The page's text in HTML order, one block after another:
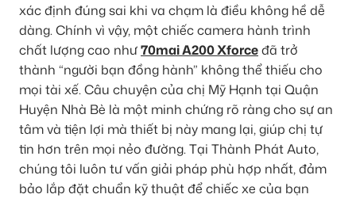
xác định đúng sai khi va chạm là điều không hề dễ
dàng. Chính vì vậy, một chiếc camera hành trình
chất lượng cao như70mai A200 Xforceđã trở
thành “người bạn đồng hành” không thể thiếu cho
mọi tài xế. Câu chuyện của chị Mỹ Hạnh tại Quận
Huyện Nhà Bè là một minh chứng rõ ràng cho sự an
tâm và tiện lợi mà thiết bị này mang lại, giúp chị tự
tin hơn trên mọi nẻo đường. Tại Thành Phát Auto,
chúng tôi luôn tư vấn giải pháp phù hợp nhất, đảm
bảo lắp đặt chuẩn kỹ thuật để chiếc xe của bạn